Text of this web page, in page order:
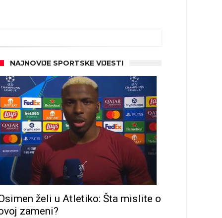
NAJNOVIJE SPORTSKE VIJESTI
želi u Atletiko: Šta mislite o
zameni?